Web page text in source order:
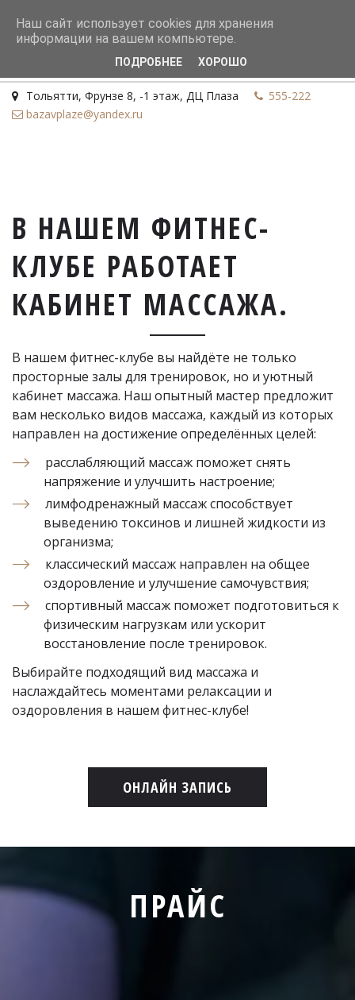
Тольятти, Фрунзе 8, -1 этаж, ДЦ Плаза
555-222
bazavplaze@yandex.ru
В НАШЕМ ФИТНЕС-
КЛУБЕ РАБОТАЕТ
КАБИНЕТ МАССАЖА.
В нашем фитнес-клубе вы найдёте не только
просторные залы для тренировок, но и уютный
кабинет массажа. Наш опытный мастер предложит
вам несколько видов массажа, каждый из которых
направлен на достижение определённых целей:
расслабляющий массаж поможет снять
напряжение и улучшить настроение;
лимфодренажный массаж способствует
выведению токсинов и лишней жидкости из
организма;
классический массаж направлен на общее
оздоровление и улучшение самочувствия;
спортивный массаж поможет подготовиться к
физическим нагрузкам или ускорит
восстановление после тренировок.
Выбирайте подходящий вид массажа и
наслаждайтесь моментами релаксации и
оздоровления в нашем фитнес-клубе!
ОНЛАЙН ЗАПИСЬ
ПРАЙС
Наш сайт использует cookies для хранения
информации на вашем компьютере.
ПОДРОБНЕЕ ХОРОШО